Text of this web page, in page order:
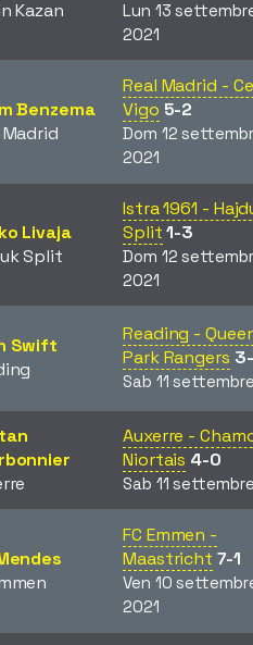
Kazan
Lun 13
2021
Benzema
Madrid
Real Madrid -
Vigo 5-2
Dom 12
2021
Livaja
Split
Istra 1961 -
Split 1-3
Dom 12
2021
Swift
Reading -
Park Rangers
Sab 11
Auxerre -
Niortais 4-0
Sab 11
FC Emmen -
Maastricht 7-1
Ven 10
2021